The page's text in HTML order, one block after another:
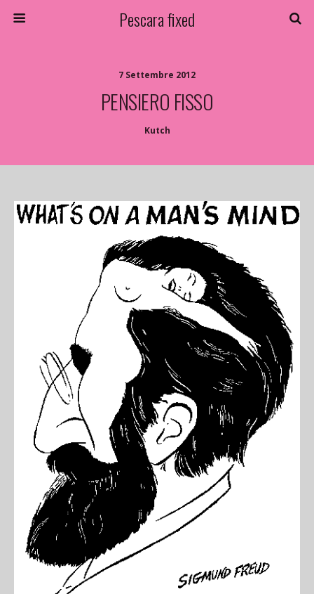
Pescara fixed
7 Settembre 2012
PENSIERO FISSO
Kutch